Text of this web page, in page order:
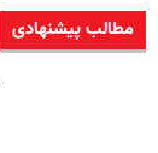
مطالب پیشنهادی